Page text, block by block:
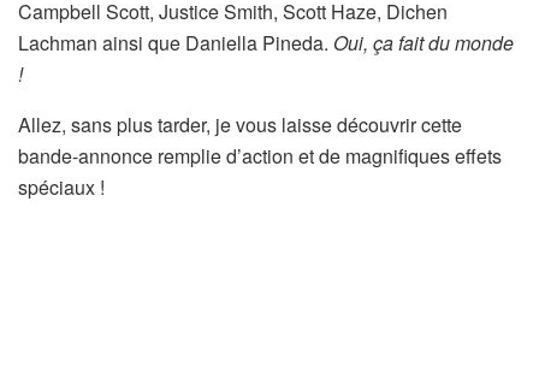
Campbell Scott, Justice Smith, Scott Haze, Dichen
Lachman ainsi que Daniella Pineda. Oui, ça fait du monde
!
Allez, sans plus tarder, je vous laisse découvrir cette
bande-annonce remplie d’action et de magnifiques effets
spéciaux !